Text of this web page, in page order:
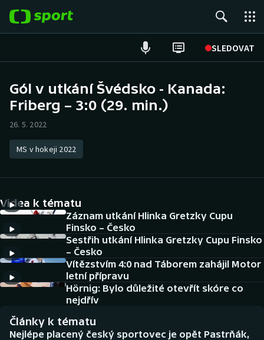
SLEDOVAT
Hokej
Atletika
DALŠÍ SPORTY
Americký fotbal
Baseball a softbal
Biatlon
NEPŘEHLÉDNĚTE
Historické návraty
Aplikace ČT sport
Gól v utkání Švédsko - Kanada:
Friberg – 3:0 (29. min.)
26. 5. 2022
MS v hokeji 2022
Videa k tématu
Záznam utkání Hlinka Gretzky Cupu
Finsko – Česko
Sestřih utkání Hlinka Gretzky Cupu Finsko
– Česko
Vítězstvím 4:0 nad Táborem zahájil Motor
letní přípravu
Hörnig: Bylo důležité otevřít skóre co
nejdřív
Články k tématu
Nejlépe placený český sportovec je opět Pastrňák,